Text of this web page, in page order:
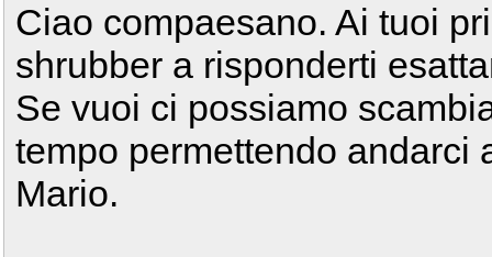
Ciao compaesano. Ai tuoi
shrubber a risponderti
Se vuoi ci possiamo
tempo permettendo andarci
Mario.